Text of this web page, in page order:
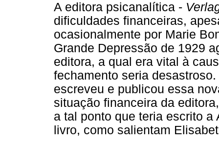
A editora psicanalítica -
dificuldades financeiras,
ocasionalmente por Marie
Grande Depressão de 1929
editora, a qual era vital à
fechamento seria
escreveu e publicou essa
situação financeira da
a tal ponto que teria escrito
livro, como salientam